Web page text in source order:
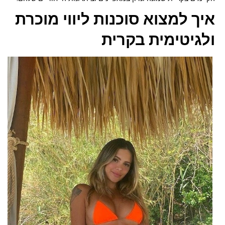
איך למצוא סוכנות ליווי מוכרת
ולגיטימית בקרית